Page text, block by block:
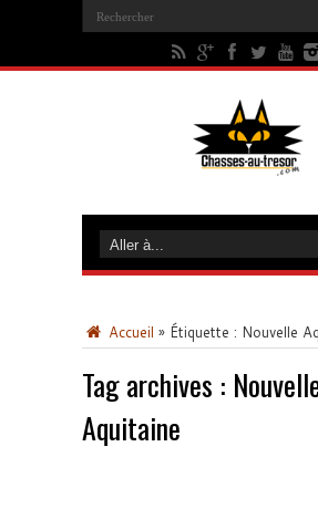
Accueil » Étiquette : Nouvelle
Tag archives :
Aquitaine